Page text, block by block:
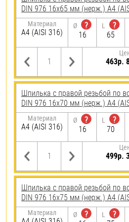
DIN 976 16х65 мм (нерж.) A4
Материал
A4 (AISI 316)
Ø
?
16
L
?
65
463р.
Шпилька с правой резьбой по
DIN 976 16х70 мм (нерж.) A4
Материал
A4 (AISI 316)
Ø
?
16
L
?
70
499р.
Шпилька с правой резьбой по
DIN 976 16х75 мм (нерж.) A4
Материал Ø
?
L
?